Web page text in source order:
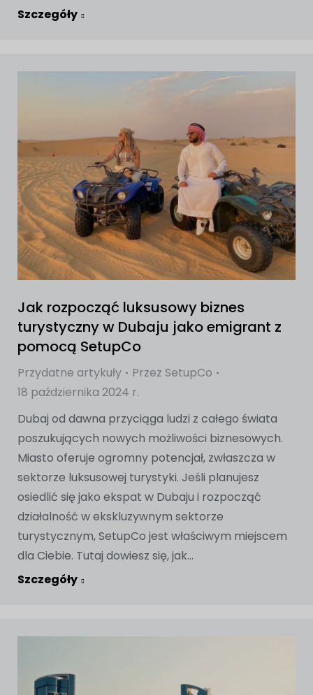
Szczegóły
Jak rozpocząć luksusowy biznes
turystyczny w Dubaju jako emigrant z
pomocą SetupCo
Przydatne artykuły Przez SetupCo
18 października 2024 r.
Dubaj od dawna przyciąga ludzi z całego świata
poszukujących nowych możliwości biznesowych.
Miasto oferuje ogromny potencjał, zwłaszcza w
sektorze luksusowej turystyki. Jeśli planujesz
osiedlić się jako ekspat w Dubaju i rozpocząć
działalność w ekskluzywnym sektorze
turystycznym, SetupCo jest właściwym miejscem
dla Ciebie. Tutaj dowiesz się, jak...
Szczegóły